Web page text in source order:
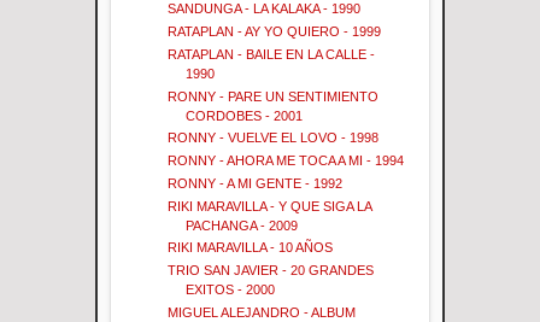
SANDUNGA - LA KALAKA - 1990
RATAPLAN - AY YO QUIERO - 1999
RATAPLAN - BAILE EN LA CALLE -
1990
RONNY - PARE UN SENTIMIENTO
CORDOBES - 2001
RONNY - VUELVE EL LOVO - 1998
RONNY - AHORA ME TOCA A MI - 1994
RONNY - A MI GENTE - 1992
RIKI MARAVILLA - Y QUE SIGA LA
PACHANGA - 2009
RIKI MARAVILLA - 10 AÑOS
TRIO SAN JAVIER - 20 GRANDES
EXITOS - 2000
MIGUEL ALEJANDRO - ALBUM